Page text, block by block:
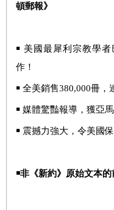
頓郵報》
￭ 美國最犀利宗教學
作！
￭ 全美銷售380,000冊，
￭ 媒體驚豔報導，獲
￭ 震撼力強大，令美國
￭非《新約》原始文本